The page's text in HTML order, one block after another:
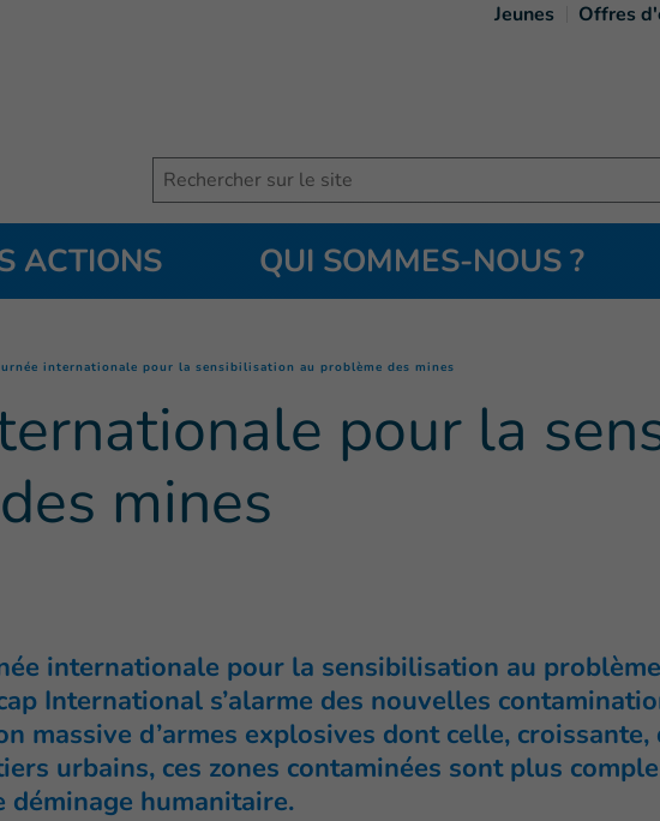
Jeunes Offres
Search
ACTIONS QUI SOMMES-NOUS ?
internationale pour la sensibilisation au problème des mines
pour la
mines
internationale pour la sensibilisation au
International s’alarme des nouvelles
massive d’armes explosives dont celle,
urbains, ces zones contaminées sont plus
humanitaire.